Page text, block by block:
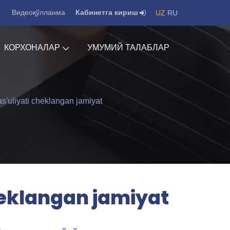
Видеоқўлланма Кабинетга кириш UZ RU
КОРХОНАЛАР УМУМИЙ ТАЛАБЛАР
cheklangan jamiyat
jamiyat